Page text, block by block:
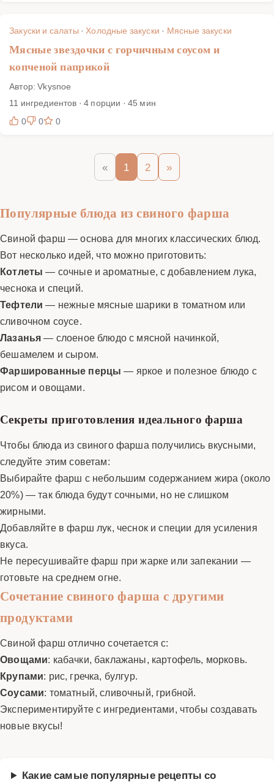
Закуски и салаты ·Холодные закуски · Мясные закуски
Мясные звездочки с горчичным соусом и
копченой паприкой
Автор: Vkysnoe
11 ингредиентов · 4 порции · 45 мин
0
0 0
« 1 2 »
Популярные блюда из свиного фарша
Свиной фарш — основа для многих классических блюд.
Вот несколько идей, что можно приготовить:
Котлеты — сочные и ароматные, с добавлением лука,
чеснока и специй.
Тефтели — нежные мясные шарики в томатном или
сливочном соусе.
Лазанья— слоеное блюдо с мясной начинкой,
бешамелем и сыром.
Фаршированные перцы — яркое и полезное блюдо с
рисом и овощами.
Секреты приготовления идеального фарша
Чтобы блюда из свиного фарша получились вкусными,
следуйте этим советам:
Выбирайте фарш с небольшим содержанием жира (около
20%) — так блюда будут сочными, но не слишком
жирными.
Добавляйте в фарш лук, чеснок и специи для усиления
вкуса.
Не пересушивайте фарш при жарке или запекании —
готовьте на среднем огне.
Сочетание свиного фарша с другими
продуктами
Свиной фарш отлично сочетается с:
Овощами: кабачки, баклажаны, картофель, морковь.
Крупами: рис, гречка, булгур.
Соусами: томатный, сливочный, грибной.
Экспериментируйте с ингредиентами, чтобы создавать
новые вкусы!
Какие самые популярные рецепты со